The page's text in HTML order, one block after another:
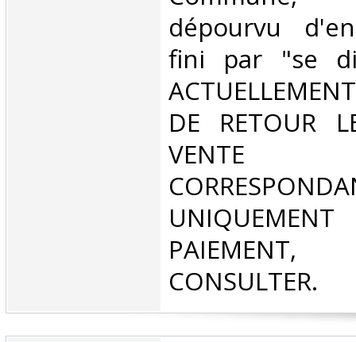
dépourvu
fini par "se
DE RETOUR
CONSULTER.‎